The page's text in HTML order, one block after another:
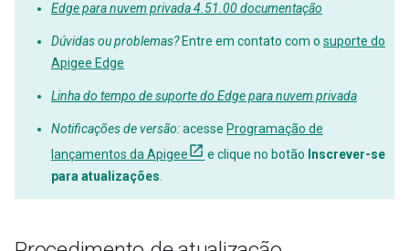
Edge para nuvem privada 4.51.00 documentação
Dúvidas ou problemas?Entre em contato com o suporte do
Apigee Edge
Linha do tempo de suporte do Edge para nuvem privada
Notificações de versão:acesse Programação de
lançamentos da Apigee
e clique no botão Inscrever-se
para atualizações